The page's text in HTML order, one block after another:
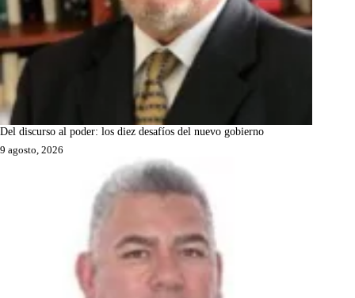
Del discurso al poder: los diez desafíos del nuevo gobierno
9 agosto, 2026